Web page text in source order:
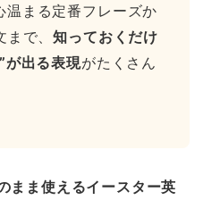
温まる定番フレーズか
まで、知っておくだけ
が出る表現がたくさん
まま使えるイースター英